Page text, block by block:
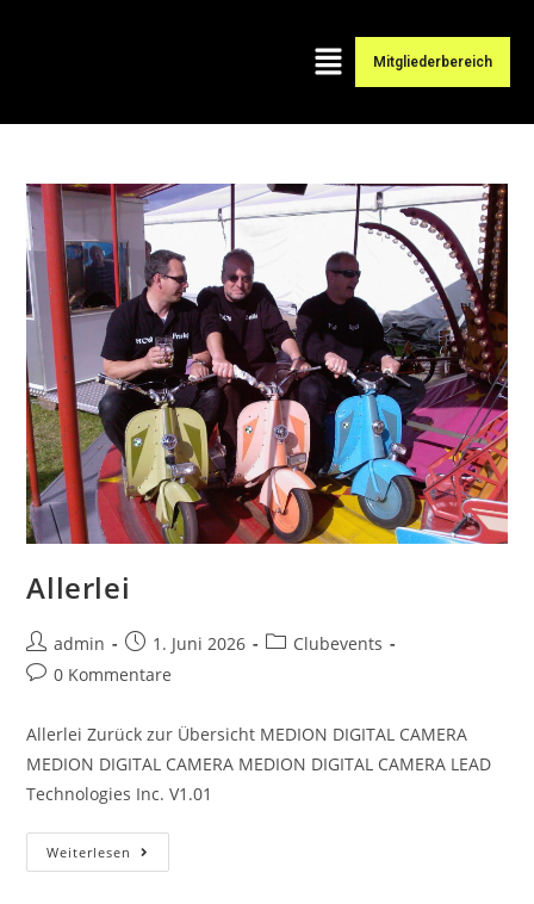
Mitgliederbereich
Allerlei
admin 1. Juni 2026
Clubevents
0 Kommentare
Allerlei Zurück zur Übersicht MEDION DIGITAL CAMERA
MEDION DIGITAL CAMERA MEDION DIGITAL CAMERA LEAD
Technologies Inc. V1.01
Weiterlesen